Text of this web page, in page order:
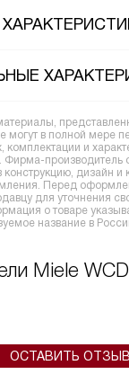
могут в полной мере
и
производитель
дизайн и
Перед
для уточнения
о товаре
название в
Miele
ОСТАВИТЬ ОТЗЫВ